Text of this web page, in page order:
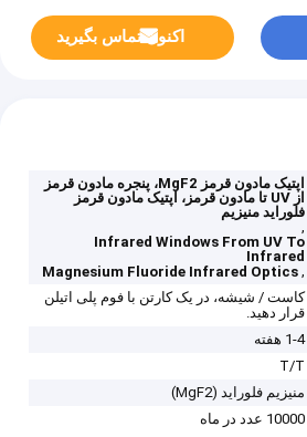
اکنون تماس بگیرید
اپتیک مادون قرمز MgF2، پنجره مادون قرمز
از UV تا مادون قرمز، اپتیک مادون قرمز
فلوراید منیزیم
,
Infrared Windows From UV To
Infrared
,
Magnesium Fluoride Infrared Optics
کاست / شیشه، در یک کارتن با فوم پلی اتیلن
قرار دهید.
1-4 هفته
T/T
منیزیم فلوراید (MgF2)
10000 عدد در ماه